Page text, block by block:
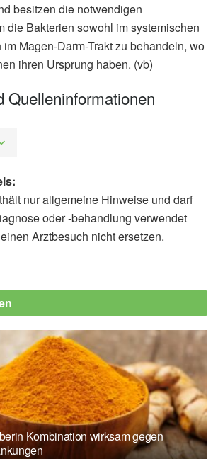
besitzen die notwendigen
die Bakterien sowohl im systemischen
Magen-Darm-Trakt zu behandeln, wo
ihren Ursprung haben. (vb)
Quelleninformationen
u.a.: Optimization of
Based Scaffold as Potent
in: Journal of Medicinal
2020,pubs.acs.org
nur allgemeine Hinweise und darf
oder -behandlung verwendet
Arztbesuch nicht ersetzen.
Kombination wirksam gegen